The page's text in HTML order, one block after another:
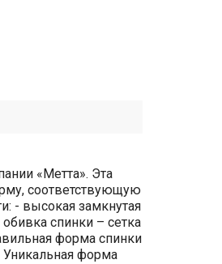
«Метта». Эта
соответствующую
- высокая замкнутая
спинки – сетка
форма спинки
Уникальная форма